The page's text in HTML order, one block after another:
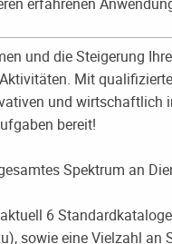
und die Steigerung
Mit
und wirtschaftlich
bereit!
Spektrum an
6
sowie eine Vielzahl an